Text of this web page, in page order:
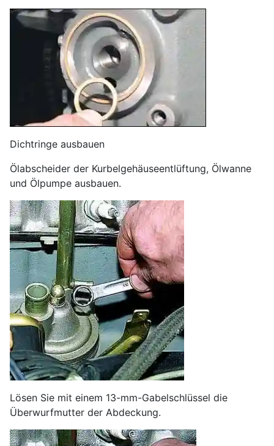
Dichtringe ausbauen
Ölabscheider der Kurbelgehäuseentlüftung, Ölwanne
und Ölpumpe ausbauen.
Lösen Sie mit einem 13-mm-Gabelschlüssel die
Überwurfmutter der Abdeckung.